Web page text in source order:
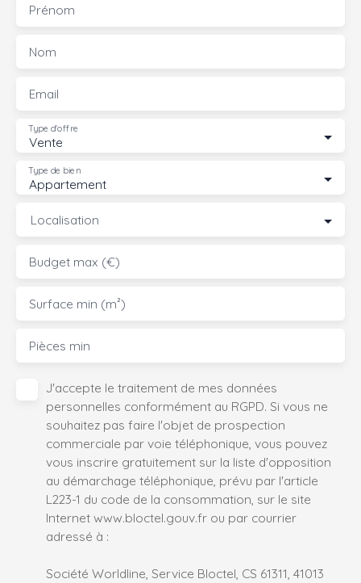
Prénom
Nom
Email
Vente
Type d'offre
Appartement
Type de bien
Localisation
Budget max (€)
Surface min (m²)
Pièces min
J'accepte le traitement de mes données
personnelles conformément au RGPD. Si vous ne
souhaitez pas faire l'objet de prospection
commerciale par voie téléphonique, vous pouvez
vous inscrire gratuitement sur la liste d'opposition
au démarchage téléphonique, prévu par l'article
L223-1 du code de la consommation, sur le site
Internet www.bloctel.gouv.fr ou par courrier
adressé à :
Société Worldline, Service Bloctel, CS 61311, 41013